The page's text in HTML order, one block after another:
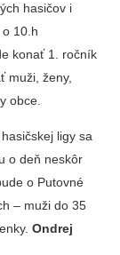
hasičov i
10.h
konať 1. ročník
muži, ženy,
obce.
ligy sa
o deň neskôr
o Putovné
– muži do 35
Ondrej